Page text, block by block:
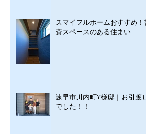
スマイフルホームおすすめ！書
斎スペースのある住まい
諫早市川内町Y様邸｜お引渡し
でした！！